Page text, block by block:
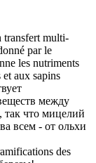
transfert multi-
par le
les nutriments
et aux sapins
между
так что мицелий
всем - от ольхи
des